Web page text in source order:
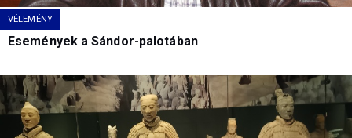
VÉLEMÉNY
Események a Sándor-palotában